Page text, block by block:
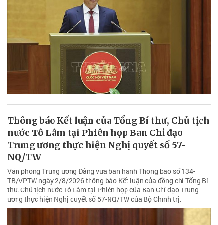
Thông báo Kết luận của Tổng Bí thư, Chủ tịch
nước Tô Lâm tại Phiên họp Ban Chỉ đạo
Trung ương thực hiện Nghị quyết số 57-
NQ/TW
Văn phòng Trung ương Đảng vừa ban hành Thông báo số 134-
TB/VPTW ngày 2/8/2026 thông báo Kết luận của đồng chí Tổng Bí
thư, Chủ tịch nước Tô Lâm tại Phiên họp của Ban Chỉ đạo Trung
ương thực hiện Nghị quyết số 57-NQ/TW của Bộ Chính trị.